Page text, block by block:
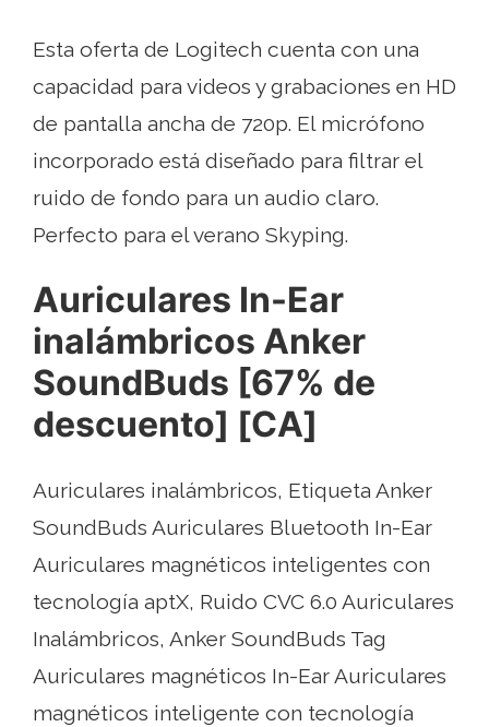
Esta oferta de Logitech cuenta con una
capacidad para videos y grabaciones en HD
de pantalla ancha de 720p. El micrófono
incorporado está diseñado para filtrar el
ruido de fondo para un audio claro.
Perfecto para el verano Skyping.
Auriculares In-Ear
inalámbricos Anker
SoundBuds [67% de
descuento] [CA]
Auriculares inalámbricos, Etiqueta Anker
SoundBuds Auriculares Bluetooth In-Ear
Auriculares magnéticos inteligentes con
tecnología aptX, Ruido CVC 6.0 Auriculares
Inalámbricos, Anker SoundBuds Tag
Auriculares magnéticos In-Ear Auriculares
magnéticos inteligente con tecnología